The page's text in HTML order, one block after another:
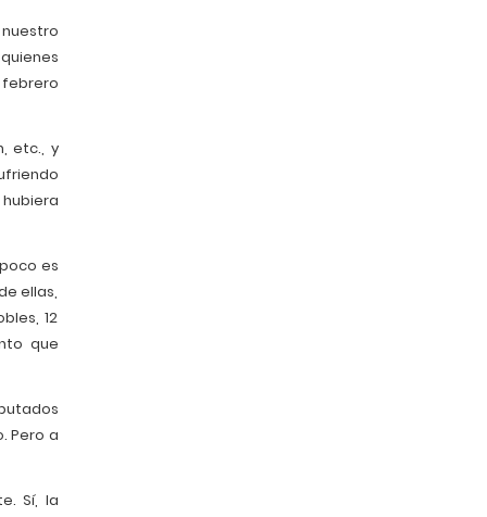
febrero
etc., y
es
ellas,
12
que
Pero a
Sí, la